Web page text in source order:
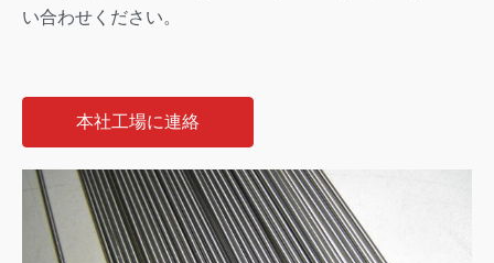
い合わせください。
本社工場に連絡